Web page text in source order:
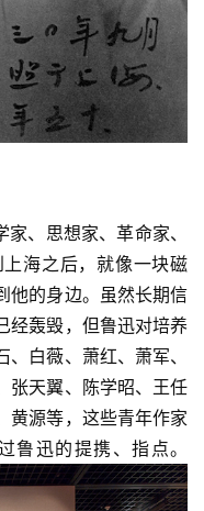
、思想家、革命家、
海之后，就像一块磁
他的身边。虽然长期信
经轰毁，但鲁迅对培养
白薇、萧红、萧军、
张天翼、陈学昭、王任
黄源等，这些青年作家
鲁迅的提携、指点。